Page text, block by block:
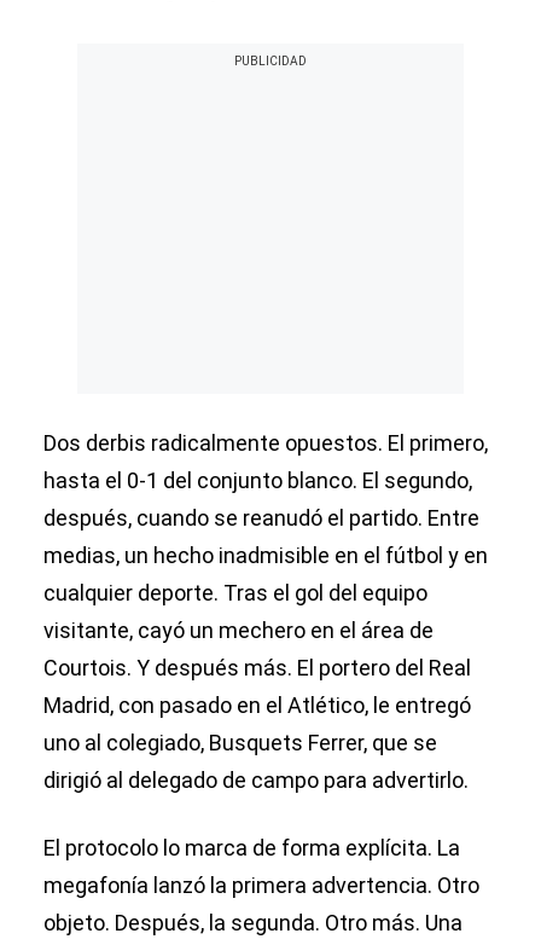
Dos derbis radicalmente opuestos. El primero,
hasta el 0-1 del conjunto blanco. El segundo,
después, cuando se reanudó el partido. Entre
medias, un hecho inadmisible en el fútbol y en
cualquier deporte. Tras el gol del equipo
visitante, cayó un mechero en el área de
Courtois. Y después más. El portero del Real
Madrid, con pasado en el Atlético, le entregó
uno al colegiado, Busquets Ferrer, que se
dirigió al delegado de campo para advertirlo.
El protocolo lo marca de forma explícita. La
megafonía lanzó la primera advertencia. Otro
objeto. Después, la segunda. Otro más. Una